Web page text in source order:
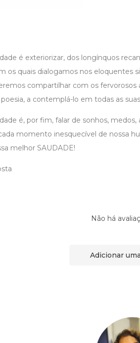
é exteriorizar, dos longínquos
os quais dialogamos nos eloquentes
compartilhar com os
a contemplá-lo em todas as
é, por fim, falar de sonhos,
momento inesquecível de nossa
melhor SAUDADE!
Não há
Adicionar